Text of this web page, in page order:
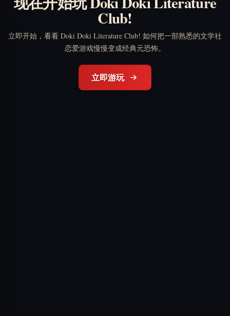
Club!
立即开始，看看 Doki Doki Literature Club! 如何把一部熟悉的文学社
恋爱游戏慢慢变成经典元恐怖。
立即游玩